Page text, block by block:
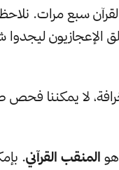
سبع مرات.
ليجدوا
لا يمكننا
المنقب القرآني.